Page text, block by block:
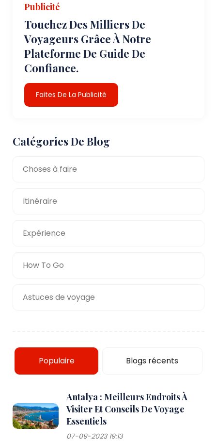
Publicité
Touchez Des Milliers De
Voyageurs Grâce À Notre
Plateforme De Guide De
Confiance.
Faites De La Publicité
Catégories De Blog
Choses à faire
Itinéraire
Expérience
How To Go
Astuces de voyage
Populaire Blogs récents
Antalya : Meilleurs Endroits À
Visiter Et Conseils De Voyage
Essentiels
07-09-2023 19:13